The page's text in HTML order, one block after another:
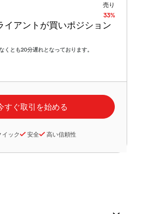
売り
33%
イアントが買いポジション
くとも20分遅れとなっております。
イック 安全 高い信頼性